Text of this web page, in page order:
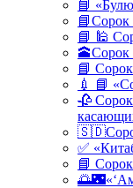
📘
📘Сорок
📘 🕌
🕋Сорок
📘
💉 📘
🥀 Сорок
✅
📘